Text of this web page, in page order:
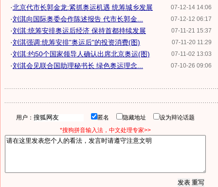
07-12-14 14:06
·北京代市长郭金龙:紧抓奥运机遇 统筹城乡发展
07-12-12 06:17
·刘淇向国际奥委会作陈述报告 代市长郭金...
07-11-21 15:37
·刘淇:统筹安排奥运后经济 保持首都持续发展
07-11-20 11:29
·刘淇强调:统筹安排"奥运后"的投资消费(图)
07-11-02 13:03
·刘淇:约50个国家领导人确认出席北京奥运(图)
07-10-26 09:06
·刘淇会见联合国助理秘书长 绿色奥运理念...
用户： 匿名 隐藏地址
设为辩论话题
*搜狗拼音输入法，中文处理专家>>